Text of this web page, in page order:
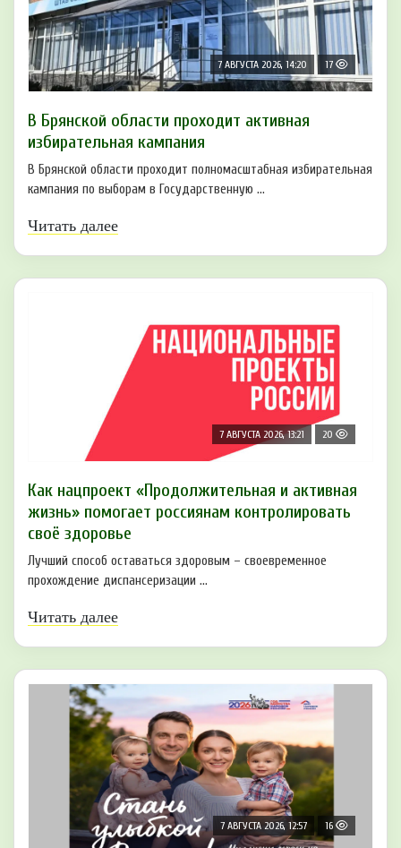
7 АВГУСТА 2026, 14:20 17
В Брянской области проходит активная
избирательная кампания
В Брянской области проходит полномасштабная избирательная
кампания по выборам в Государственную ...
Читать далее
7 АВГУСТА 2026, 13:21 20
Как нацпроект «Продолжительная и активная
жизнь» помогает россиянам контролировать
своё здоровье
Лучший способ оставаться здоровым – своевременное
прохождение диспансеризации ...
Читать далее
7 АВГУСТА 2026, 12:57 16